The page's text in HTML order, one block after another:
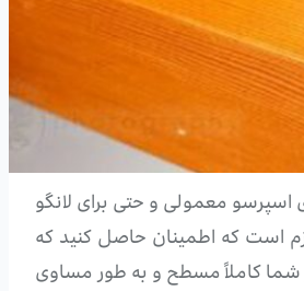
اسپرسو معمولی و حتی برای لانگو
است که اطمینان حاصل کنید که
کاملاً مسطح و به طور مساوی